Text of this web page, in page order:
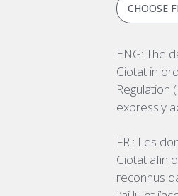
CHOOSE
ENG: The
Ciotat in
Regulation
expressly
FR : Les
Ciotat afin
reconnus